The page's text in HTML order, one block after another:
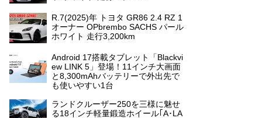
R.7(2025)年 トヨタ GR86 2.4 RZ 1
オーナー OPbrembo SACHS パール
ホワイト 走行3,200km
Android 17搭載タブレット「Blackvi
ew LINK 5」登場！11インチ大画面
と8,300mAhバッテリーで外出先で
も使いやすい1台
ランドクルーザー250を三様に魅せ
る18インチ軽量鍛造ホイール｢A･LA